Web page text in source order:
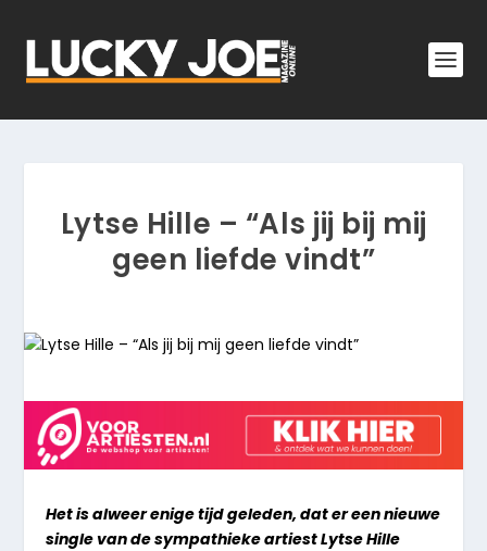
Lytse Hille – “Als jij bij mij
geen liefde vindt”
Het is alweer enige tijd geleden, dat er een nieuwe
single van de sympathieke artiest Lytse Hille